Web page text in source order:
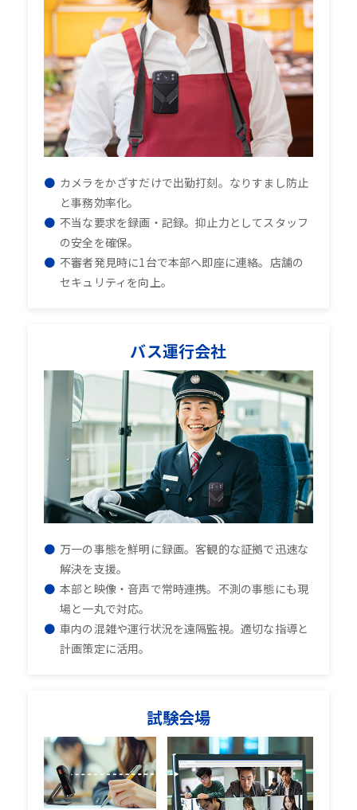
カメラをかざすだけで出勤打刻。なりすまし防止
と事務効率化。
不当な要求を録画・記録。抑止力としてスタッフ
の安全を確保。
不審者発見時に1台で本部へ即座に連絡。店舗の
セキュリティを向上。
バス運行会社
万一の事態を鮮明に録画。客観的な証拠で迅速な
解決を支援。
本部と映像・音声で常時連携。不測の事態にも現
場と一丸で対応。
車内の混雑や運行状況を遠隔監視。適切な指導と
計画策定に活用。
試験会場